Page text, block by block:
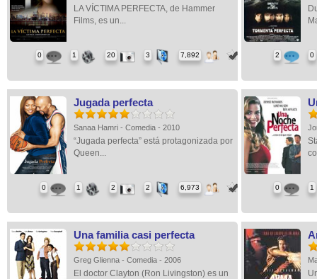
LA VÍCTIMA PERFECTA, de Hammer
Films, es un...
0 1 20 3 7,892 2 0
Jugada perfecta
Sanaa Hamri - Comedia - 2010
“Jugada perfecta” está protagonizada por
Queen...
0 1 2 2 6,973 0 1
Una familia casi perfecta
Greg Glienna - Comedia - 2006
El doctor Clayton (Ron Livingston) es un